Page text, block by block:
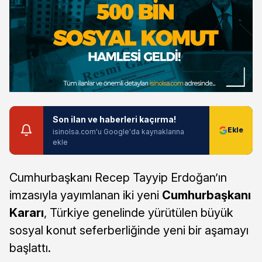
Son ilan ve haberleri kaçırma!
isinolsa.com'u Google'da kaynaklarına
ekle
Cumhurbaşkanı Recep Tayyip Erdoğan’ın
imzasıyla yayımlanan iki yeni Cumhurbaşkanı
Kararı, Türkiye genelinde yürütülen büyük
sosyal konut seferberliğinde yeni bir aşamayı
başlattı.